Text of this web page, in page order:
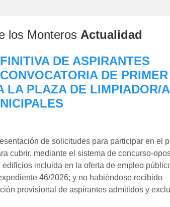
los Monteros Actualidad
DE ASPIRANTES
DE PRIMER
LA PLAZA DE LIMPIADOR/
de solicitudes para participar en el
cubrir, mediante el sistema de concurso-
incluida en la oferta de empleo
46/2026; y no habiéndose recibido
provisional de aspirantes admitidos y